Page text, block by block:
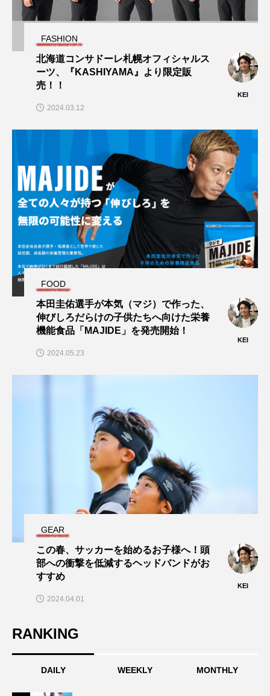
FASHION
北海道コンサドーレ札幌オフィシャルス
ーツ、『KASHIYAMA』より限定販
売！！
KEI
2024.03.12
FOOD
本田圭佑選手が本気（マジ）で作った、
伸びしろだらけの子供たちへ向けた栄養
機能食品「MAJIDE」を発売開始！
KEI
2024.05.23
GEAR
この春、サッカーを始めるお子様へ！頭
部への衝撃を低減するヘッドバンドがお
すすめ
KEI
2024.04.01
RANKING
DAILY WEEKLY MONTHLY